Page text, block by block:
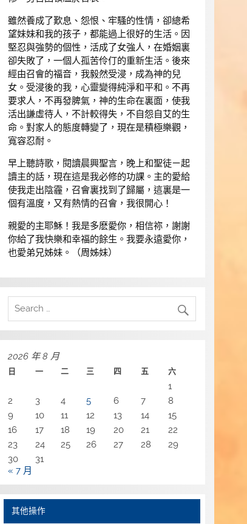
雖然養成了歎息、怨恨、牢騷的性情，卻總希
望妹妹和我的孩子，都能過上很好的生活。因
堅忍與強勢的個性，活成了女強人，在婚姻裏
卻失敗了，一個人孤苦伶仃的重新生活。後來
經由召會的福音，我毅然受浸，成為神的兒
女。受浸後的我，心靈變得純淨和平和。不再
要求人，不再發脾氣，神的生命在裏面，使我
活出謙虛待人，不計較得失，不自怨自艾的生
命。對家人的態度轉變了，現在是積極樂觀，
寬容忍耐。
早上聽詩歌，閱讀晨興聖言，晚上和聖徒ㄧ起
讀主的話，現在這是我必修的功課。主的愛給
使我走出陰霾，召會裏找到了歸屬，這裏是一
個有溫度，又有熱情的召會，我很開心！
親愛的主耶穌！我是多麽愛你，相信祢，謝謝
你給了我快樂和幸福的餘生。我要永遠愛你，
也愛弟兄姊妹。（周姊妹）
2026 年 8 月
日 一 二 三 四 五 六
1
2
3 4 5 6 7
8
9
10 11 12 13 14
15
16
17 18 19 20 21
22
23
24 25 26 27 28
29
30
31
« 7 月
其他操作